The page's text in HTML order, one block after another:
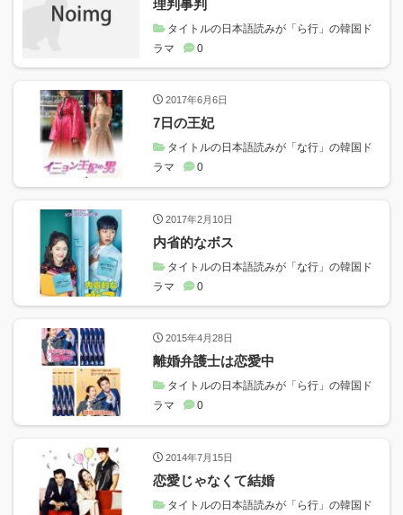
理判事判
タイトルの日本語読みが「ら行」の韓国ド
ラマ
0
2017年6月6日
7日の王妃
タイトルの日本語読みが「な行」の韓国ド
ラマ
0
2017年2月10日
内省的なボス
タイトルの日本語読みが「な行」の韓国ド
ラマ
0
2015年4月28日
離婚弁護士は恋愛中
タイトルの日本語読みが「ら行」の韓国ド
ラマ
0
2014年7月15日
恋愛じゃなくて結婚
タイトルの日本語読みが「ら行」の韓国ド